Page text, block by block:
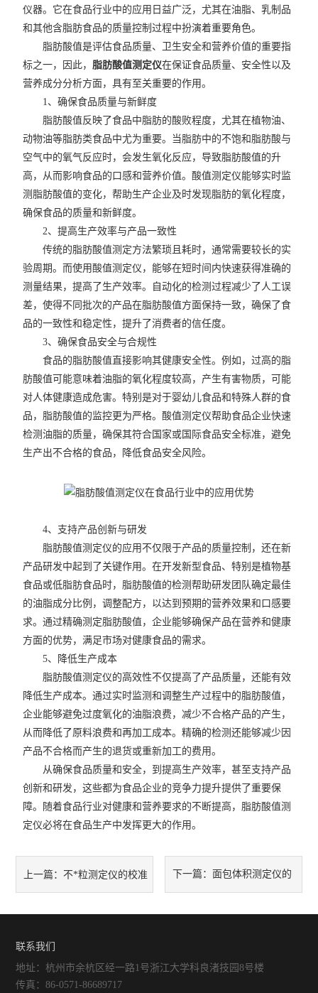
仪器。它在食品行业中的应用日益广泛，尤其在油脂、乳制品
和其他含脂肪食品的质量控制过程中扮演着重要角色。
脂肪酸值是评估食品质量、卫生安全和营养价值的重要指
标之一，因此，脂肪酸值测定仪在保证食品质量、安全性以及
营养成分分析方面，具有至关重要的作用。
1、确保食品质量与新鲜度
脂肪酸值反映了食品中脂肪的酸败程度，尤其在植物油、
动物油等脂肪类食品中尤为重要。当脂肪中的不饱和脂肪酸与
空气中的氧气反应时，会发生氧化反应，导致脂肪酸值的升
高，从而影响食品的口感和营养价值。酸值测定仪能够实时监
测脂肪酸值的变化，帮助生产企业及时发现脂肪的氧化程度，
确保食品的质量和新鲜度。
2、提高生产效率与产品一致性
传统的脂肪酸值测定方法繁琐且耗时，通常需要较长的实
验周期。而使用酸值测定仪，能够在短时间内快速获得准确的
测量结果，提高了生产效率。自动化的检测过程减少了人工误
差，使得不同批次的产品在脂肪酸值方面保持一致，确保了食
品的一致性和稳定性，提升了消费者的信任度。
3、确保食品安全与合规性
食品的脂肪酸值直接影响其健康安全性。例如，过高的脂
肪酸值可能意味着油脂的氧化程度较高，产生有害物质，可能
对人体健康造成危害。特别是对于婴幼儿食品和特殊人群的食
品，脂肪酸值的监控更为严格。酸值测定仪帮助食品企业快速
检测油脂的质量，确保其符合国家或国际食品安全标准，避免
生产出不合格的食品，降低食品安全风险。
4、支持产品创新与研发
脂肪酸值测定仪的应用不仅限于产品的质量控制，还在新
产品研发中起到了关键作用。在开发新型食品、特别是植物基
食品或低脂肪食品时，脂肪酸值的检测帮助研发团队确定最佳
的油脂成分比例，调整配方，以达到预期的营养效果和口感要
求。通过精确测定脂肪酸值，企业能够确保产品在营养和健康
方面的优势，满足市场对健康食品的需求。
5、降低生产成本
脂肪酸值测定仪的高效性不仅提高了产品质量，还能有效
降低生产成本。通过实时监测和调整生产过程中的脂肪酸值，
企业能够避免过度氧化的油脂浪费，减少不合格产品的产生，
从而降低了原料浪费和再加工成本。精确的检测还能够减少因
产品不合格而产生的退货或重新加工的费用。
从确保食品质量和安全，到提高生产效率，甚至支持产品
创新和研发，这些都为食品企业的竞争力提升提供了重要保
障。随着食品行业对健康和营养要求的不断提高，脂肪酸值测
定仪必将在食品生产中发挥更大的作用。
上一篇： 不*粒测定仪的校准 下一篇： 面包体积测定仪的
联系我们
地址：杭州市余杭区经一路1号浙江大学科良渚技园8号楼
传真：86-0571-86689717